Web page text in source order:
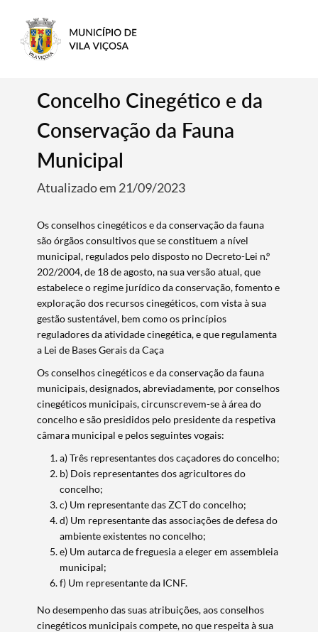
Concelho Cinegético e da
Conservação da Fauna
Municipal
Atualizado em 21/09/2023
Os conselhos cinegéticos e da conservação da fauna
são órgãos consultivos que se constituem a nível
municipal, regulados pelo disposto no Decreto-Lei n.º
202/2004, de 18 de agosto, na sua versão atual, que
estabelece o regime jurídico da conservação, fomento e
exploração dos recursos cinegéticos, com vista à sua
gestão sustentável, bem como os princípios
reguladores da atividade cinegética, e que regulamenta
a Lei de Bases Gerais da Caça
Os conselhos cinegéticos e da conservação da fauna
municipais, designados, abreviadamente, por conselhos
cinegéticos municipais, circunscrevem-se à área do
concelho e são presididos pelo presidente da respetiva
câmara municipal e pelos seguintes vogais:
a) Três representantes dos caçadores do concelho;
b) Dois representantes dos agricultores do
concelho;
c) Um representante das ZCT do concelho;
d) Um representante das associações de defesa do
ambiente existentes no concelho;
e) Um autarca de freguesia a eleger em assembleia
municipal;
f) Um representante da ICNF.
No desempenho das suas atribuições, aos conselhos
cinegéticos municipais compete, no que respeita à sua